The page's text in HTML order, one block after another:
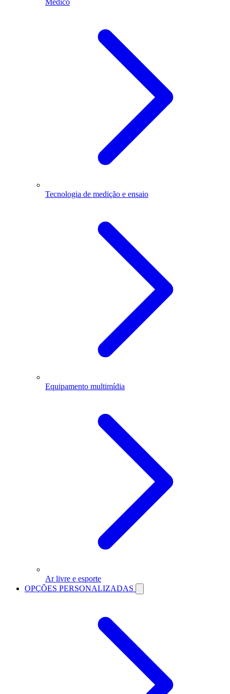
Médico
Tecnologia de medição e ensaio
Equipamento multimídia
Ar livre e esporte
OPÇÕES PERSONALIZADAS